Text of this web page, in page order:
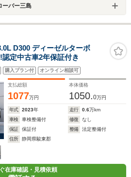
ーバー三島
D300 ディーゼルターボ
定中古車2年保証付き
購入プラン付 オンライン相談可
支払総額
1077万円
本体価格
1050.0万円
年式 2023年 走行 0.6万km
車検
車検整備付 修復
なし
保証
保証付 整備
法定整備付
住所
静岡県駿東郡
在庫確認・見積依頼